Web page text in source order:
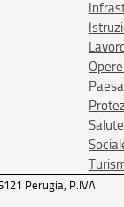
Salute
Perugia, P.IVA